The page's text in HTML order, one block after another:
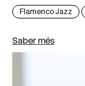
Flamenco Jazz
Saber més